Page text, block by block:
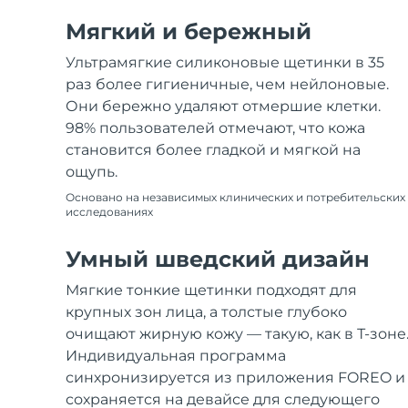
Мягкий и бережный
Ультрамягкие силиконовые щетинки в 35
раз более гигиеничные, чем нейлоновые.
Они бережно удаляют отмершие клетки.
98% пользователей отмечают, что кожа
становится более гладкой и мягкой на
ощупь.
Основано на независимых клинических и потребительских
исследованиях
Умный шведский дизайн
Мягкие тонкие щетинки подходят для
крупных зон лица, а толстые глубоко
очищают жирную кожу — такую, как в Т-зоне.
Индивидуальная программа
синхронизируется из приложения FOREO и
сохраняется на девайсе для следующего